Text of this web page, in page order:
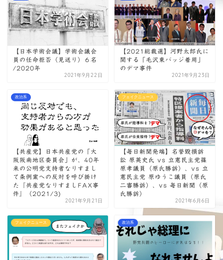
【日本学術会議】学術会議会
員の任命拒否（見送り）６名
/2020年
2021年9月22日
【2021総裁選】河野太郎氏に
関する「毛沢東バッジ着用」
のデマ事件
2021年9月23日
政治系
【共産党】日本共産党の「大
阪阪南地区委員会」が、40年
来の公明党支持者なりすまし
て条例案への反対を呼び掛け
た『共産党なりすましFAX事
件』（2021/3)
2021年9月21日
フェイクニュース
【毎日新聞発端】名誉毀損訴
訟 原英史氏 vs 立憲民主党篠
原孝議員（原氏勝訴）、vs 立
憲民主党 原ゆうこ議員（原氏
二審勝訴）、vs 毎日新聞（原
氏勝訴）
2021年6月6日
フェイクニュース 政治系